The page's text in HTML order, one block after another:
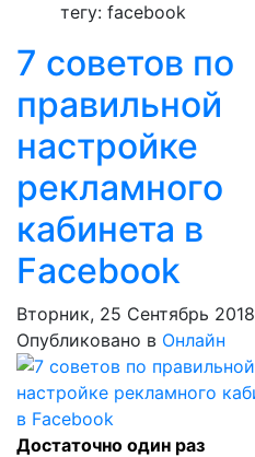
тегу: facebook
7 советов по
правильной
настройке
рекламного
кабинета в
Facebook
Вторник, 25 Сентябрь 2018
Опубликовано в Онлайн
Достаточно один раз